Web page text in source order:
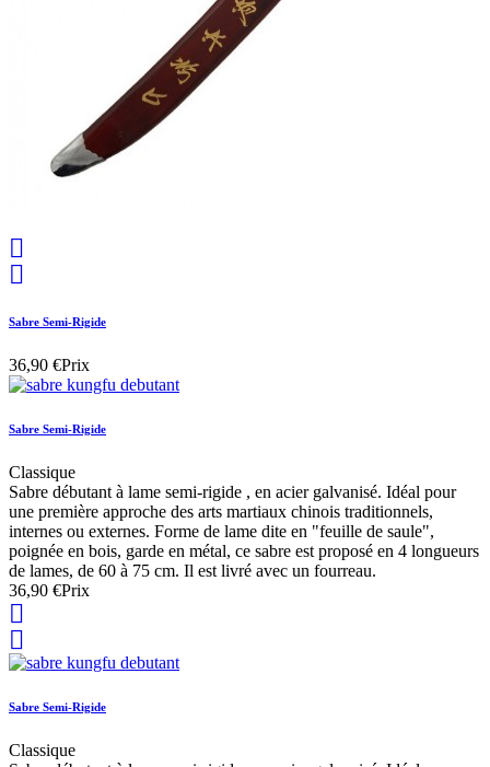


Sabre Semi-Rigide
36,90 €Prix
Sabre Semi-Rigide
Classique
Sabre débutant à lame semi-rigide , en acier galvanisé. Idéal pour
une première approche des arts martiaux chinois traditionnels,
internes ou externes. Forme de lame dite en "feuille de saule",
poignée en bois, garde en métal, ce sabre est proposé en 4 longueurs
de lames, de 60 à 75 cm. Il est livré avec un fourreau.
36,90 €Prix


Sabre Semi-Rigide
Classique